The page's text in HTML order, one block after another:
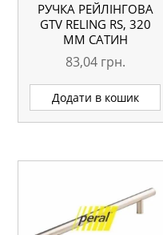
РУЧКА РЕЙЛІНГОВА
GTV RELING RS, 320
ММ САТИН
83,04 грн.
Додати в кошик